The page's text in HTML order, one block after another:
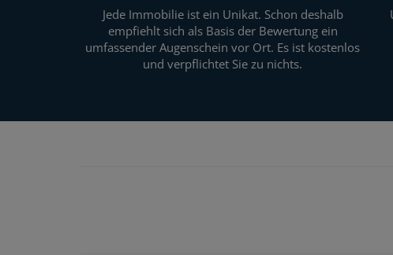
Jede Immobilie ist ein Unikat. Schon deshalb
empfiehlt sich als Basis der Bewertung ein
umfassender Augenschein vor Ort. Es ist kostenlos
und verpflichtet Sie zu nichts.